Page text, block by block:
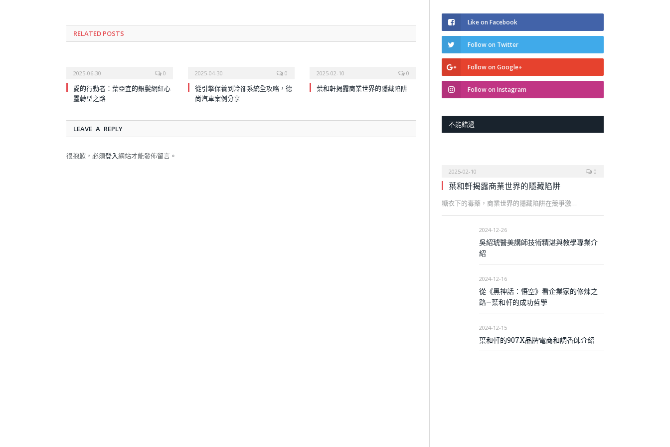
RELATED POSTS
2025-06-30 0
愛的行動者：葉亞宜的銀髮網紅心
靈轉型之路
2025-04-30 0
從引擎保養到冷卻系統全攻略，德
尚汽車案例分享
2025-02-10 0
葉和軒揭露商業世界的隱藏陷阱
LEAVE A REPLY
很抱歉，必須登入網站才能發佈留言。
Like on Facebook
Follow on Twitter
Follow on Google+
Follow on Instagram
不能錯過
2025-02-10 0
葉和軒揭露商業世界的隱藏陷阱
糖衣下的毒藥，商業世界的隱藏陷阱在競爭激…
2024-12-26
吳紹琥醫美講師技術精湛與教學專業介
紹
2024-12-16
從《黑神話：悟空》看企業家的修煉之
路—葉和軒的成功哲學
2024-12-15
葉和軒的907X品牌電商和調香師介紹